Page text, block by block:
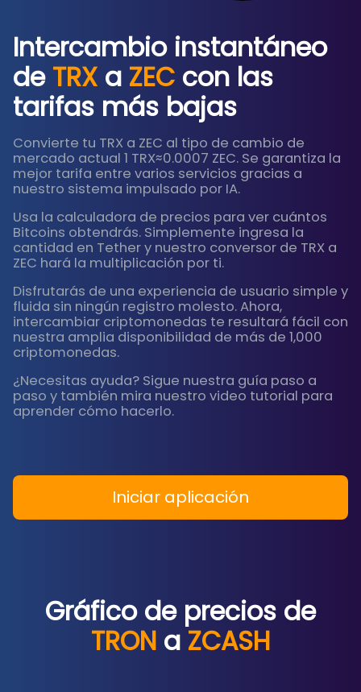
Intercambio instantáneo
de TRX a ZEC con las
tarifas más bajas
Convierte tu TRX a ZEC al tipo de cambio de
mercado actual 1 TRX≈0.0007 ZEC. Se garantiza la
mejor tarifa entre varios servicios gracias a
nuestro sistema impulsado por IA.
Usa la calculadora de precios para ver cuántos
Bitcoins obtendrás. Simplemente ingresa la
cantidad en Tether y nuestro conversor de TRX a
ZEC hará la multiplicación por ti.
Disfrutarás de una experiencia de usuario simple y
fluida sin ningún registro molesto. Ahora,
intercambiar criptomonedas te resultará fácil con
nuestra amplia disponibilidad de más de 1,000
criptomonedas.
¿Necesitas ayuda? Sigue nuestra guía paso a
paso y también mira nuestro video tutorial para
aprender cómo hacerlo.
Iniciar aplicación
Gráfico de precios de
TRON a ZCASH